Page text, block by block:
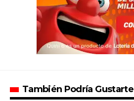
También Podría Gustarte